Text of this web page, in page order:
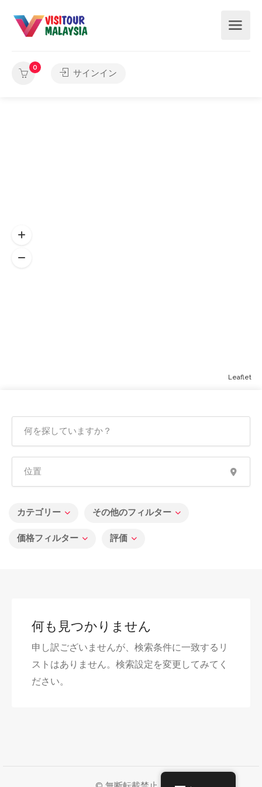
0
サインイン
カテゴリー その他のフィルター
価格フィルター 評価
何も見つかりません
申し訳ございませんが、検索条件に一致するリ
ストはありません。検索設定を変更してみてく
ださい。
Leaflet